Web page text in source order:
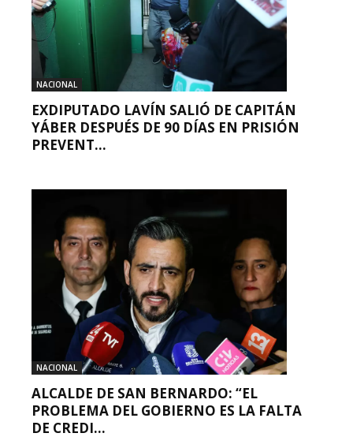
NACIONAL
EXDIPUTADO LAVÍN SALIÓ DE CAPITÁN
YÁBER DESPUÉS DE 90 DÍAS EN PRISIÓN
PREVENT...
NACIONAL
ALCALDE DE SAN BERNARDO: “EL
PROBLEMA DEL GOBIERNO ES LA FALTA
DE CREDI...